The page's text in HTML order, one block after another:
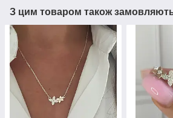
З цим товаром також